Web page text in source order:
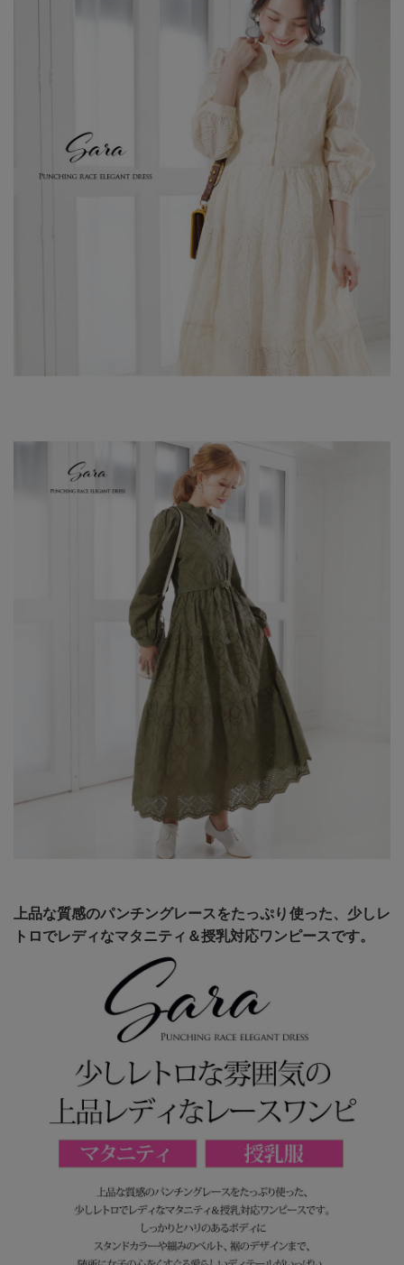
上品な質感のパンチングレースをたっぷり使った、少しレ
トロでレディなマタニティ＆授乳対応ワンピースです。